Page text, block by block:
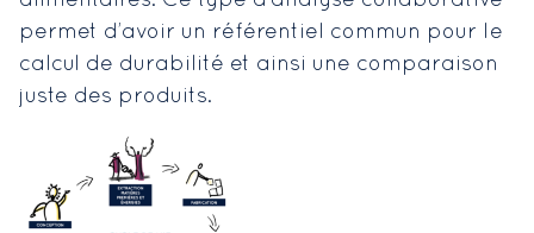
permet d’avoir un référentiel commun pour le
calcul de durabilité et ainsi une comparaison
juste des produits.